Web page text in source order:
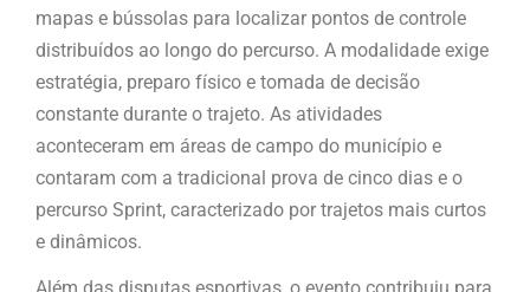
mapas e bússolas para localizar pontos de controle
distribuídos ao longo do percurso. A modalidade exige
estratégia, preparo físico e tomada de decisão
constante durante o trajeto. As atividades
aconteceram em áreas de campo do município e
contaram com a tradicional prova de cinco dias e o
percurso Sprint, caracterizado por trajetos mais curtos
e dinâmicos.
Além das disputas esportivas, o evento contribuiu para